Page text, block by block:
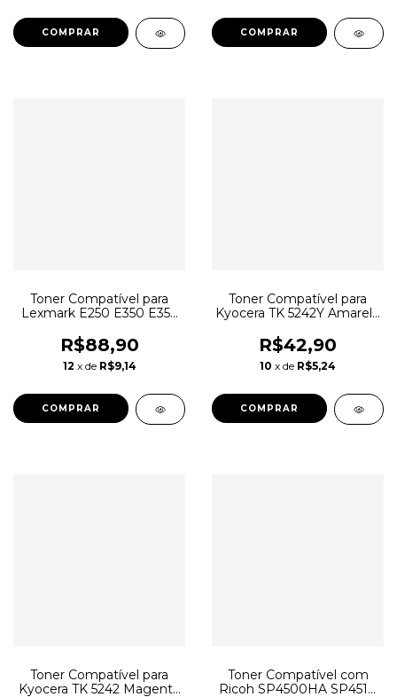
Toner Compatível para
Lexmark E250 E350 E352
R$88,90
12 x de R$9,14
Toner Compatível para
Kyocera TK 5242Y Amarelo
5526CDW M5526CDW 3k
R$42,90
10 x de R$5,24
Toner Compatível para
Kyocera TK 5242 Magenta
Toner Compatível com
Ricoh SP4500HA SP4510